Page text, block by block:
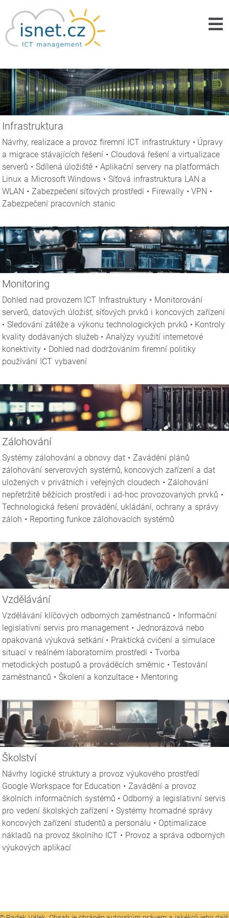
Infrastruktura
Návrhy, realizace a provoz firemní ICT infrastruktury • Úpravy
a migrace stávajících řešení • Cloudová řešení a virtualizace
serverů • Sdílená úložiště • Aplikační servery na platformách
Linux a Microsoft Windows • Síťová infrastruktura LAN a
WLAN • Zabezpečení síťových prostředí • Firewally • VPN •
Zabezpečení pracovních stanic
Monitoring
Dohled nad provozem ICT Infrastruktury • Monitorování
serverů, datových úložišť, síťových prvků i koncových zařízení
• Sledování zátěže a výkonu technologických prvků • Kontroly
kvality dodávaných služeb • Analýzy využití internetové
konektivity • Dohled nad dodržováním firemní politiky
používání ICT vybavení
Zálohování
Systémy zálohování a obnovy dat • Zavádění plánů
zálohování serverových systémů, koncových zařízení a dat
uložených v privátních i veřejných cloudech • Zálohování
nepřetržitě běžících prostředí i ad-hoc provozovaných prvků •
Technologická řešení provádění, ukládání, ochrany a správy
záloh • Reporting funkce zálohovacích systémů
Vzdělávání
Vzdělávání klíčových odborných zaměstnanců • Informační
legislativní servis pro management • Jednorázová nebo
opakovaná výuková setkání • Praktická cvičení a simulace
situací v reálném laboratorním prostředí • Tvorba
metodických postupů a prováděcích směrnic • Testování
zaměstnanců • Školení a konzultace • Mentoring
Školství
Návrhy logické struktury a provoz výukového prostředí
Google Workspace for Education • Zavádění a provoz
školních informačních systémů • Odborný a legislativní servis
pro vedení školských zařízení • Systémy hromadné správy
koncových zařízení studentů a personálu • Optimalizace
nákladů na provoz školního ICT • Provoz a správa odborných
výukových aplikací